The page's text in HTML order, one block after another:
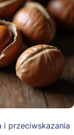
i przeciwskazania